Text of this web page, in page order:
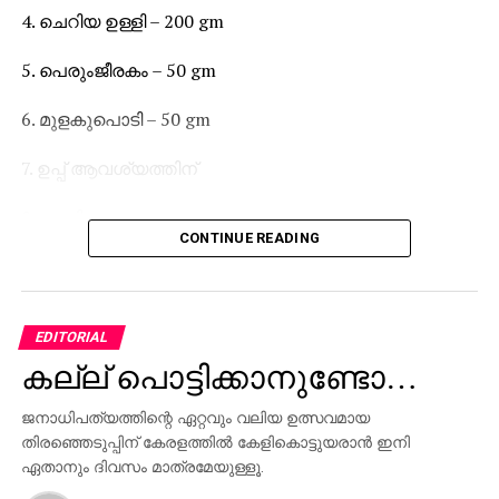
4. ചെറിയ ഉള്ളി – 200 gm
5. പെരുംജീരകം – 50 gm
6. മുളകുപൊടി – 50 gm
7. ഉപ്പ് ആവശ്യത്തിന്
8. വെളിച്ചെണ്ണ
വെള്ളത്തില്‍ കുതിര്‍ത്തു വെക്കുക കല്ലുമ്മക്കായ
കഴുകി വൃത്തിയാക്കി മാറ്റിവെക്കുക. കുതിര്‍ത്ത അരി
ആവശ്യത്തിന് വെള്ളം ഒഴിച്ച് മിക്‌സിയില്‍
അരച്ചെടുക്കുക മാവ് ഒരു പാത്രത്തിലേക്ക് മാറ്റി ചിരകിയ
നാളികേരം, തൊലി കളഞ്ഞ ചുവന്നുള്ളി, പെ
രുഞ്ചീരകം, കുറച്ചു കറിവേപ്പില ആവശ്യത്തിന് ഉപ്പ്
ചേര്‍ത്ത് അരച്ചെടുക്കുക. ഇത് അരച്ച മാവില്‍ യോജിപ്പിച്ച്
കുഴച്ച് കഴുകിവെച്ച കല്ലുമ്മക്കായ കത്തി ഉപയോഗിച്ച്
CONTINUE READING
EDITORIAL
കല്ല് പൊട്ടിക്കാനുണ്ടോ…
ജനാധിപത്യത്തിന്റെ ഏറ്റവും വലിയ ഉത്സവമായ
തിരഞ്ഞെടുപ്പിന് കേരളത്തില്‍ കേളികൊട്ടുയരാന്‍ ഇനി
ഏതാനും ദിവസം മാത്രമേയുള്ളൂ.